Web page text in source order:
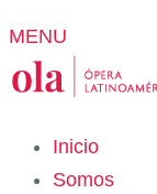
MENU
Inicio
Somos